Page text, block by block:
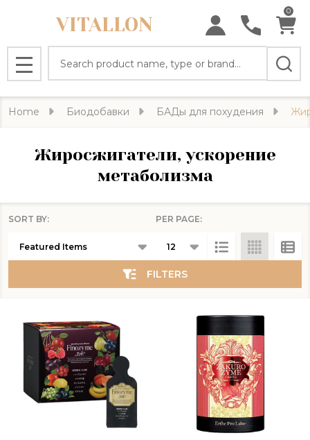
VITALLON
0
MENU
Home Биодобавки БАДы для похудения
Жиросжигатели, ускорение
метаболизма
List
SORT BY: PER PAGE:
FILTERS